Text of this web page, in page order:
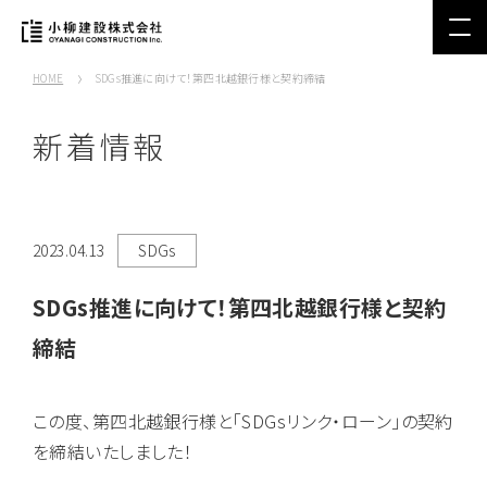
HOME SDGs推進に向けて！第四北越銀行様と契約締結
新着情報
2023.04.13 SDGs
SDGs推進に向けて！第四北越銀行様と契約
締結
この度、第四北越銀行様と「SDGsリンク・ローン」の契約
を締結いたしました！